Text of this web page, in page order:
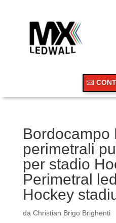
Bordocampo
perimetrali
per stadio
Perimetral
Hockey
da Christian Brigo Brighenti